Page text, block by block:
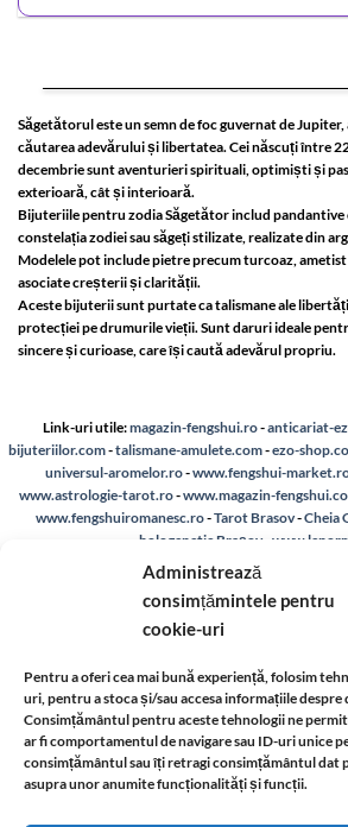
Administrează
consimțămintele pentru
cookie-uri
Pentru a oferi cea mai bună experiență, folosim
uri, pentru a stoca și/sau accesa informațiile despre
Consimțământul pentru aceste tehnologii ne
ar fi comportamentul de navigare sau ID-uri unice
consimțământul sau îți retragi consimțământul dat
asupra unor anumite funcționalități și funcții.
Săgetătorul este un semn de foc guvernat de
căutarea adevărului și libertatea. Cei născuți între
decembrie sunt aventurieri spirituali, optimiști și
exterioară, cât și interioară.
Bijuteriile pentru zodia Săgetător includ pandantive
constelația zodiei sau săgeți stilizate, realizate din
Modelele pot include pietre precum turcoaz, ametist
asociate creșterii și clarității.
Aceste bijuterii sunt purtate ca talismane ale
protecției pe drumurile vieții. Sunt daruri ideale
sincere și curioase, care își caută adevărul propriu.
Link-uri utile:magazin-fengshui.ro-anticariat-
bijuteriilor.com-talismane-amulete.com-ezo-
universul-aromelor.ro-www.fengshui-
www.astrologie-tarot.ro-www.magazin-
www.fengshuiromanesc.ro-Tarot Brasov-Cheia
hologenetic Brașov-
reteaua astromagie- Termeni de utilizare
-Despre cookie-uri-Reclamații
Livrare si plata-Politica de rezolvare a reclamatiilor
Identificare firma Retragere